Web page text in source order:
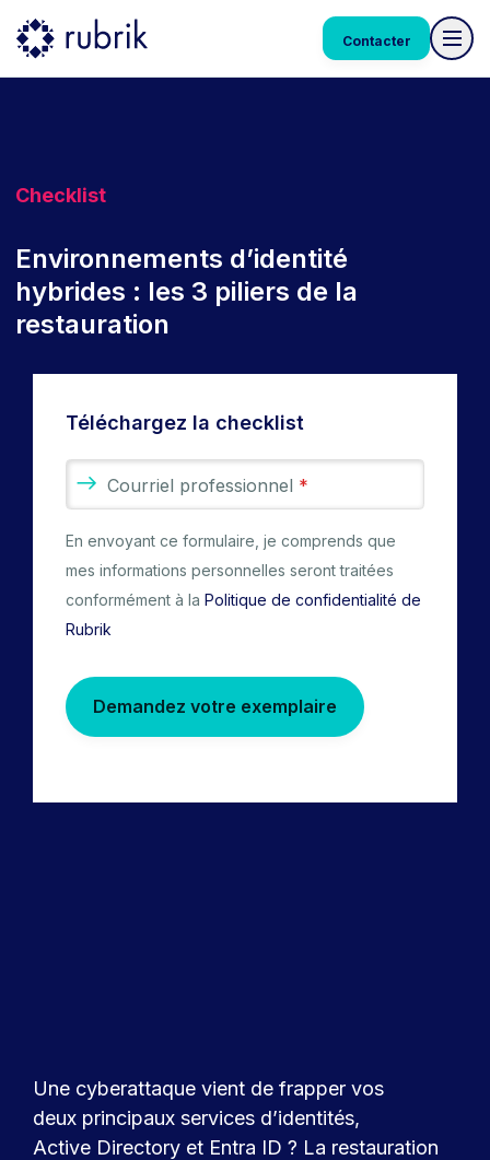
Contacter
Une cyberattaque vient de frapper vos
deux principaux services d’identités,
Active Directory et Entra ID ? La restauration
Checklist
Environnements d’identité
hybrides : les 3 piliers de la
restauration
Téléchargez la checklist
Courriel professionnel *
En envoyant ce formulaire, je comprends que
mes informations personnelles seront traitées
conformément à la Politique de confidentialité de
Rubrik
Demandez votre exemplaire